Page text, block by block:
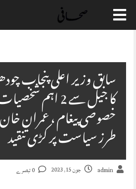
Skip
سابق وزیر اعلی پنجاب
کا جیل سے 2 اہم
خصوصی پیغام ، عمران
طرز سیاست پر کڑی تنقید
admin جون 15, 2023